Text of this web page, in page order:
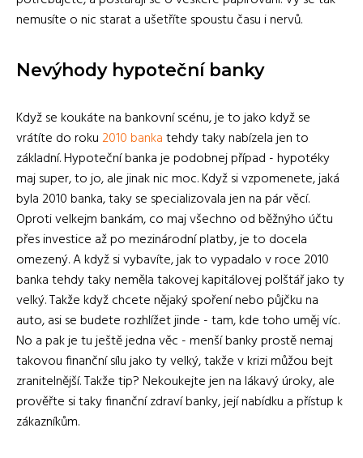
nemusíte o nic starat a ušetříte spoustu času i nervů.
Nevýhody hypoteční banky
Když se koukáte na bankovní scénu, je to jako když se
vrátíte do roku2010 bankatehdy taky nabízela jen to
základní. Hypoteční banka je podobnej případ - hypotéky
maj super, to jo, ale jinak nic moc. Když si vzpomenete, jaká
byla 2010 banka, taky se specializovala jen na pár věcí.
Oproti velkejm bankám, co maj všechno od běžnýho účtu
přes investice až po mezinárodní platby, je to docela
omezený. A když si vybavíte, jak to vypadalo v roce 2010
banka tehdy taky neměla takovej kapitálovej polštář jako ty
velký. Takže když chcete nějaký spoření nebo půjčku na
auto, asi se budete rozhlížet jinde - tam, kde toho uměj víc.
No a pak je tu ještě jedna věc - menší banky prostě nemaj
takovou finanční sílu jako ty velký, takže v krizi můžou bejt
zranitelnější. Takže tip? Nekoukejte jen na lákavý úroky, ale
prověřte si taky finanční zdraví banky, její nabídku a přístup k
zákazníkům.